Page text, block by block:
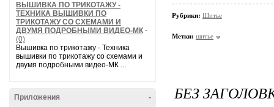
ВЫШИВКА ПО ТРИКОТАЖУ -
ТЕХНИКА ВЫШИВКИ ПО
ТРИКОТАЖУ СО СХЕМАМИ И
ДВУМЯ ПОДРОБНЫМИ ВИДЕО-МК -
(0)
Вышивка по трикотажу - Техника
вышивки по трикотажу со схемами и
двумя подробными видео-МК ...
-
Приложения
Рубрики: Шитье
Метки: шитье
БЕЗ